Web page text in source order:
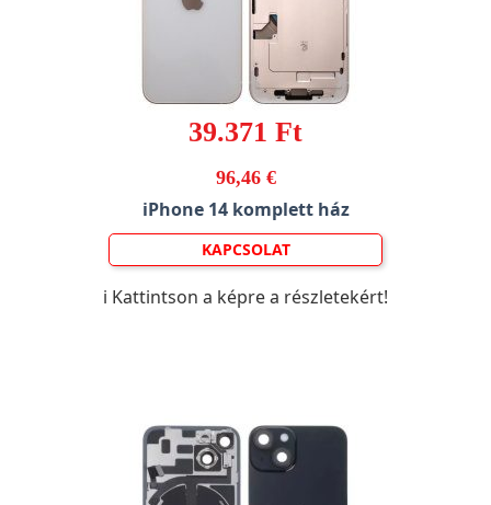
39.371 Ft
96,46 €
iPhone 14 komplett ház
KAPCSOLAT
ℹ️ Kattintson a képre a részletekért!